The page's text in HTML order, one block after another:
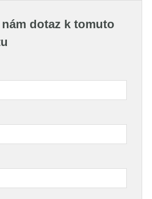
dotaz k tomuto